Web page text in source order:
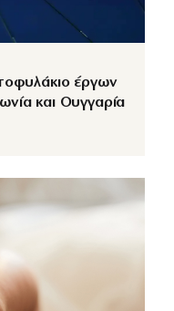
έργων
και Ουγγαρία